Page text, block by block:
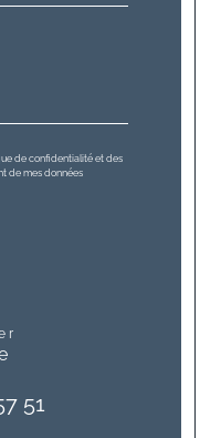
de confidentialité et des
de mes données
51